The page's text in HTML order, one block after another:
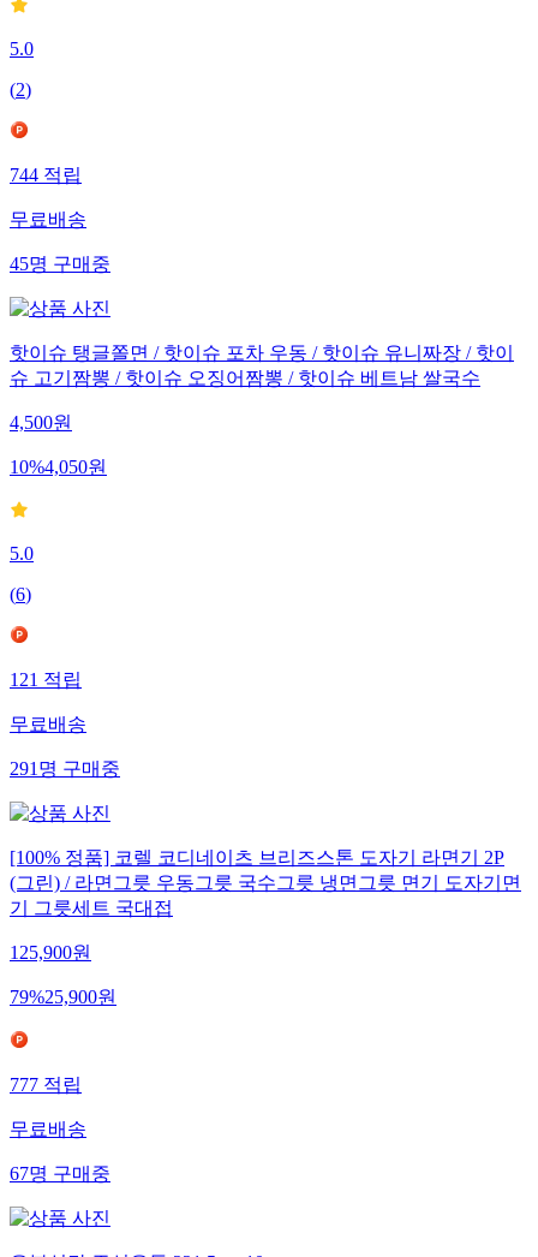
5.0
(2)
744적립
무료배송
45명구매중
핫이슈 탱글쫄면 / 핫이슈 포차 우동 / 핫이슈 유니짜장 / 핫이
슈 고기짬뽕 / 핫이슈 오징어짬뽕 / 핫이슈 베트남 쌀국수
4,500원
10%4,050원
5.0
(6)
121적립
무료배송
291명구매중
[100% 정품] 코렐 코디네이츠 브리즈스톤 도자기 라면기 2P
(그린) / 라면그릇 우동그릇 국수그릇 냉면그릇 면기 도자기면
기 그릇세트 국대접
125,900원
79%25,900원
777적립
무료배송
67명구매중